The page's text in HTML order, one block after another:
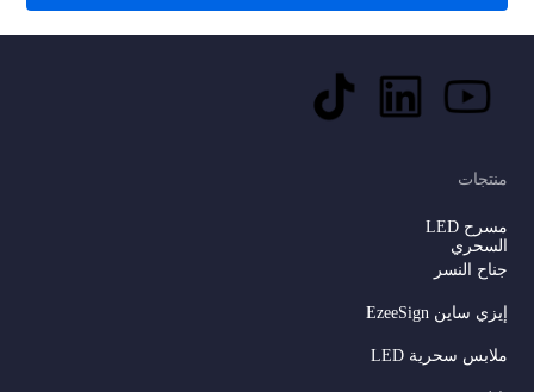
منتجات
مسرح LED
السحري
جناح النسر
إيزي ساين EzeeSign
ملابس سحرية LED